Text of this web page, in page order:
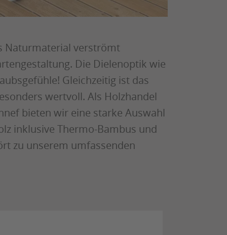
Naturmaterial verströmt
Die Dielenoptik wie
Gleichzeitig ist das
wertvoll. Als Holzhandel
bieten wir eine starke Auswahl
inklusive Thermo-Bambus und
zu unserem umfassenden